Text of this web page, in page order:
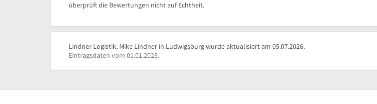
überprüft die Bewertungen nicht auf Echtheit.
Lindner Logistik, Mike Lindner in Ludwigsburg wurde aktualisiert am 05.07.2026.
Eintragsdaten vom 01.01.2023.